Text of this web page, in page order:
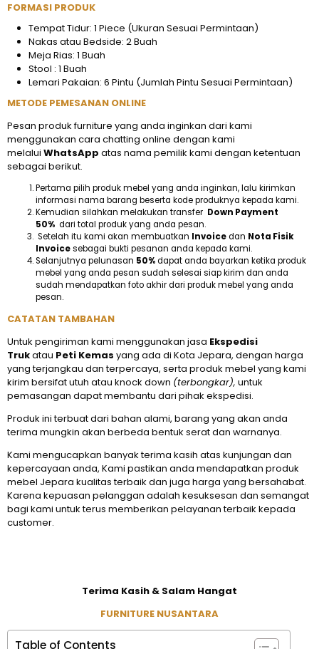
FORMASI PRODUK
Tempat Tidur: 1 Piece (Ukuran Sesuai Permintaan)
Nakas atau Bedside: 2 Buah
Meja Rias: 1 Buah
Stool : 1 Buah
Lemari Pakaian: 6 Pintu (Jumlah Pintu Sesuai Permintaan)
METODE PEMESANAN ONLINE
Pesan produk furniture yang anda inginkan dari kami
menggunakan cara chatting online dengan kami
melalui WhatsApp atas nama pemilik kami dengan ketentuan
sebagai berikut.
Pertama pilih produk mebel yang anda inginkan, lalu kirimkan
informasi nama barang beserta kode produknya kepada kami.
Kemudian silahkan melakukan transfer Down Payment
50% dari total produk yang anda pesan.
Setelah itu kami akan membuatkan Invoicedan Nota Fisik
Invoicesebagai bukti pesanan anda kepada kami.
Selanjutnya pelunasan 50%dapat anda bayarkan ketika produk
mebel yang anda pesan sudah selesai siap kirim dan anda
sudah mendapatkan foto akhir dari produk mebel yang anda
pesan.
CATATAN TAMBAHAN
Untuk pengiriman kami menggunakan jasa Ekspedisi
Trukatau Peti Kemas yang ada di Kota Jepara, dengan harga
yang terjangkau dan terpercaya, serta produk mebel yang kami
kirim bersifat utuh atau knock down (terbongkar), untuk
pemasangan dapat membantu dari pihak ekspedisi.
Produk ini terbuat dari bahan alami, barang yang akan anda
terima mungkin akan berbeda bentuk serat dan warnanya.
Kami mengucapkan banyak terima kasih atas kunjungan dan
kepercayaan anda, Kami pastikan anda mendapatkan produk
mebel Jepara kualitas terbaik dan juga harga yang bersahabat.
Karena kepuasan pelanggan adalah kesuksesan dan semangat
bagi kami untuk terus memberikan pelayanan terbaik kepada
customer.
Terima Kasih & Salam Hangat
FURNITURE NUSANTARA
Table of Contents